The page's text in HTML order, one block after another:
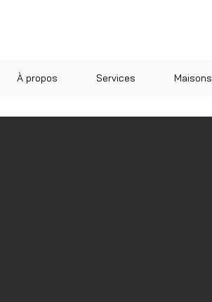
À propos Services Maisons